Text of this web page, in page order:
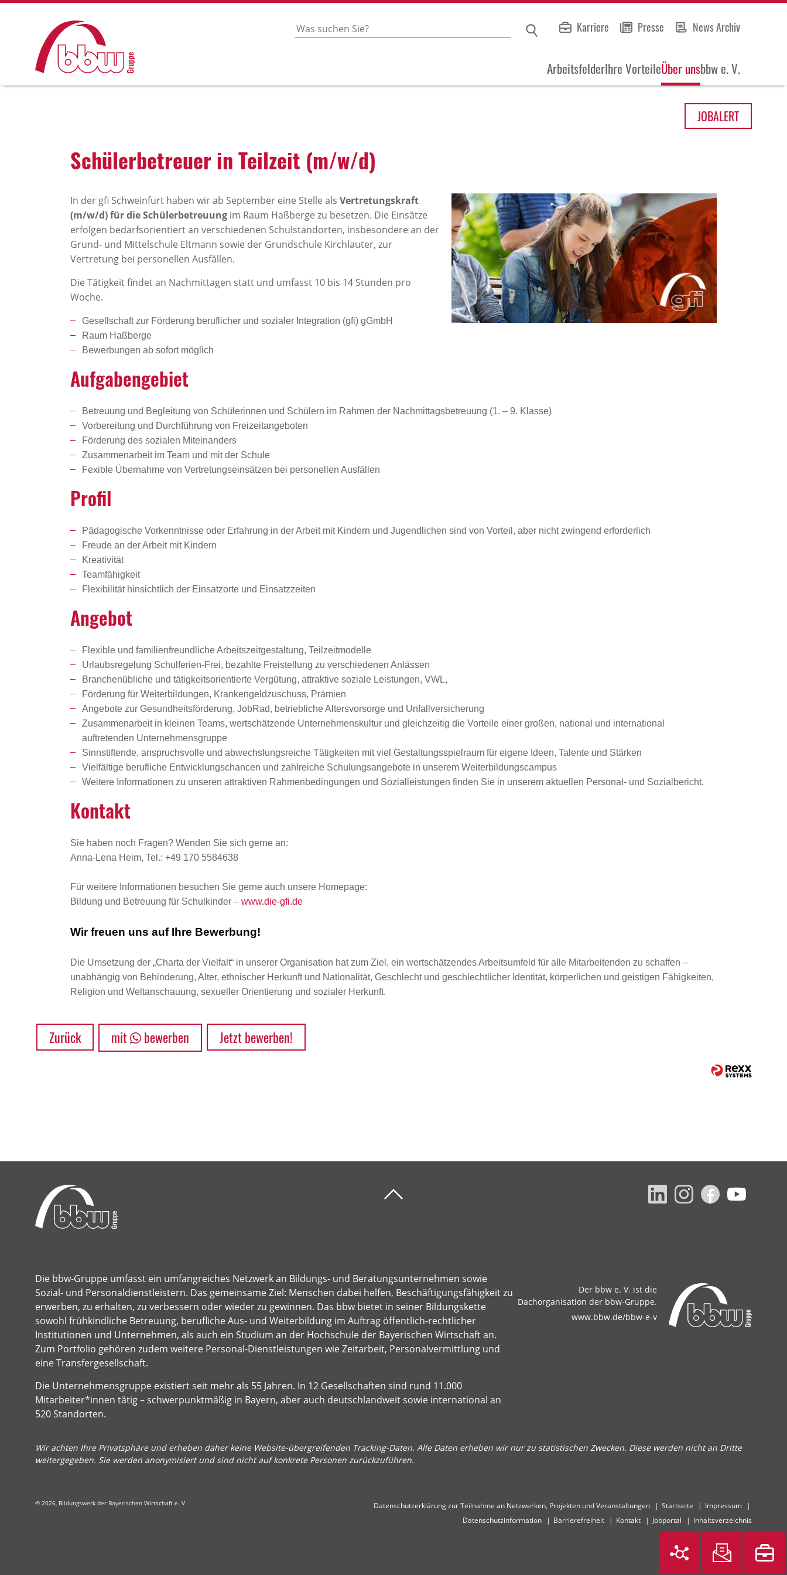
Karriere Presse News Archiv
ArbeitsfelderIhre VorteileÜber unsbbw e. V.
JOBALERT
Schü­ler­be­treuer in Teil­zeit (m/w/d)
In der gfi Schweinfurt haben wir ab September eine Stelle als Vertretungskraft
(m/w/d) für die Schülerbetreuung im Raum Haßberge zu besetzen. Die Einsätze
erfolgen bedarfsorientiert an verschiedenen Schulstandorten, insbesondere an der
Grund- und Mittelschule Eltmann sowie der Grundschule Kirchlauter, zur
Vertretung bei personellen Ausfällen.
Die Tätigkeit findet an Nachmittagen statt und umfasst 10 bis 14 Stunden pro
Woche.
Gesellschaft zur Förderung beruflicher und sozialer Integration (gfi) gGmbH
Raum Haßberge
Bewerbungen ab sofort möglich
Aufga­ben­ge­biet
Betreuung und Begleitung von Schülerinnen und Schülern im Rahmen der Nachmittagsbetreuung (1. – 9. Klasse)
Vorbereitung und Durchführung von Freizeitangeboten
Förderung des sozialen Miteinanders
Zusammenarbeit im Team und mit der Schule
Fexible Übernahme von Vertretungseinsätzen bei personellen Ausfällen
Profil
Pädagogische Vorkenntnisse oder Erfahrung in der Arbeit mit Kindern und Jugendlichen sind von Vorteil, aber nicht zwingend erforderlich
Freude an der Arbeit mit Kindern
Kreativität
Teamfähigkeit
Flexibilität hinsichtlich der Einsatzorte und Einsatzzeiten
Angebot
Flexible und familienfreundliche Arbeitszeitgestaltung, Teilzeitmodelle
Urlaubsregelung Schulferien-Frei, bezahlte Freistellung zu verschiedenen Anlässen
Branchenübliche und tätigkeitsorientierte Vergütung, attraktive soziale Leistungen, VWL,
Förderung für Weiterbildungen, Krankengeldzuschuss, Prämien
Angebote zur Gesundheitsförderung, JobRad, betriebliche Altersvorsorge und Unfallversicherung
Zusammenarbeit in kleinen Teams, wertschätzende Unternehmenskultur und gleichzeitig die Vorteile einer großen, national und international
auftretenden Unternehmensgruppe
Sinnstiftende, anspruchsvolle und abwechslungsreiche Tätigkeiten mit viel Gestaltungsspielraum für eigene Ideen, Talente und Stärken
Vielfältige berufliche Entwicklungschancen und zahlreiche Schulungsangebote in unserem Weiterbildungscampus
Weitere Informationen zu unseren attraktiven Rahmenbedingungen und Sozialleistungen finden Sie in unserem aktuellen Personal- und Sozialbericht.
Kontakt
Sie haben noch Fragen? Wenden Sie sich gerne an:
Anna-Lena Heim, Tel.: +49 170 5584638
Für weitere Informationen besuchen Sie gerne auch unsere Homepage:
Bildung und Betreuung für Schulkinder – www.die-gfi.de
Wir freuen uns auf Ihre Bewerbung!
Die Umsetzung der „Charta der Vielfalt“ in unserer Organisation hat zum Ziel, ein wertschätzendes Arbeitsumfeld für alle Mitarbeitenden zu schaffen –
unabhängig von Behinderung, Alter, ethnischer Herkunft und Nationalität, Geschlecht und geschlechtlicher Identität, körperlichen und geistigen Fähigkeiten,
Religion und Weltanschauung, sexueller Orientierung und sozialer Herkunft.
Zurück mit bewerben Jetzt bewerben!
Die bbw-Gruppe umfasst ein umfangreiches Netzwerk an Bildungs- und Beratungsunternehmen sowie
Sozial- und Personaldienstleistern. Das gemeinsame Ziel: Menschen dabei helfen, Beschäftigungsfähigkeit zu
erwerben, zu erhalten, zu verbessern oder wieder zu gewinnen. Das bbw bietet in seiner Bildungskette
sowohl frühkindliche Betreuung, berufliche Aus- und Weiterbildung im Auftrag öffentlich-rechtlicher
Institutionen und Unternehmen, als auch ein Studium an der Hochschule der Bayerischen Wirtschaft an.
Zum Portfolio gehören zudem weitere Personal-Dienstleistungen wie Zeitarbeit, Personalvermittlung und
eine Transfergesellschaft.
Die Unternehmensgruppe existiert seit mehr als 55 Jahren. In 12 Gesellschaften sind rund 11.000
Mitarbeiter*innen tätig – schwerpunktmäßig in Bayern, aber auch deutschlandweit sowie international an
520 Standorten.
Der bbw e. V. ist die
Dachorganisation der bbw-Gruppe.
www.bbw.de/bbw-e-v
Wir achten Ihre Privatsphäre und erheben daher keine Website-übergreifenden Tracking-Daten. Alle Daten erheben wir nur zu statistischen Zwecken. Diese werden nicht an Dritte
weitergegeben. Sie werden anonymisiert und sind nicht auf konkrete Personen zurückzuführen.
© 2026, Bildungswerk der Bayerischen Wirtschaft e. V. Datenschutzerklärung zur Teilnahme an Netzwerken, Projekten und Veranstaltungen Startseite
Impressum
Datenschutzinformation
Barrierefreiheit Kontakt Jobportal Inhaltsverzeichnis